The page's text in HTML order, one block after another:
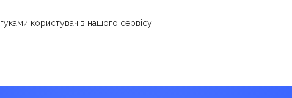
користувачів нашого сервісу.